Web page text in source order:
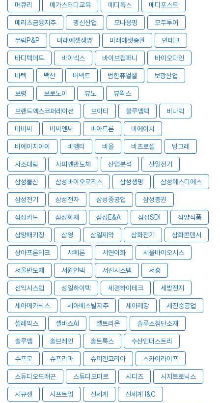
머큐리 메가스터디교육 메디톡스 메디포스트
메리츠금융지주 명신산업 모나용평 모두투어
무림P&P 미래에셋생명 미래에셋증권 민테크
바디텍메드 바이넥스 바이브컴퍼니 바이오다인
바텍 백산 버넥트 범한퓨얼셀 보광산업
보령 보로노이 뷰노 뷰웍스
브랜드엑스코퍼레이션 브이티 블루엠텍 비나텍
비비씨 비씨엔씨 비아트론 비에이치
비에이치아이 비엠티 비올 비츠로셀 빙그레
사조대림 사피엔반도체 산업분석 산일전기
삼성물산 삼성바이오로직스 삼성생명 삼성에스디에스
삼성전기 삼성전자 삼성중공업 삼성증권
삼성카드 삼성화재 삼성E&A 삼성SDI 삼양식품
삼양패키징 삼영 삼일제약 삼화전기 삼화콘덴서
상아프론테크 샤페론 서연이화 서울바이오시스
서울반도체 서원인텍 서진시스템 서흥
선익시스템 성일하이텍 세경하이테크 세방전지
세아메카닉스 세아베스틸지주 세아제강 세진중공업
셀레믹스 셀바스AI 셀트리온 솔루스첨단소재
솔루엠 솔브레인 솔트룩스 수산인더스트리
수프로 슈프리마 슈피겐코리아 스카이라이프
스튜디오드래곤 스튜디오미르 시디즈 시지트로닉스
시큐센 시프트업 신세계 신세계 I&C